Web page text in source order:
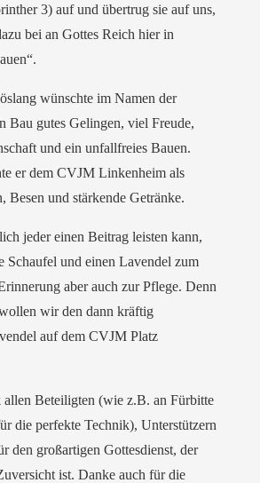
3) auf und übertrug sie auf uns,
bei an Gottes Reich hier in
wünschte im Namen der
Bau gutes Gelingen, viel Freude,
und ein unfallfreies Bauen.
er dem CVJM Linkenheim als
Besen und stärkende Getränke.
jeder einen Beitrag leisten kann,
Schaufel und einen Lavendel zum
aber auch zur Pflege. Denn
wir den dann kräftig
auf dem CVJM Platz
Beteiligten (wie z.B. an Fürbitte
die perfekte Technik), Unterstützern
den großartigen Gottesdienst, der
ist. Danke auch für die